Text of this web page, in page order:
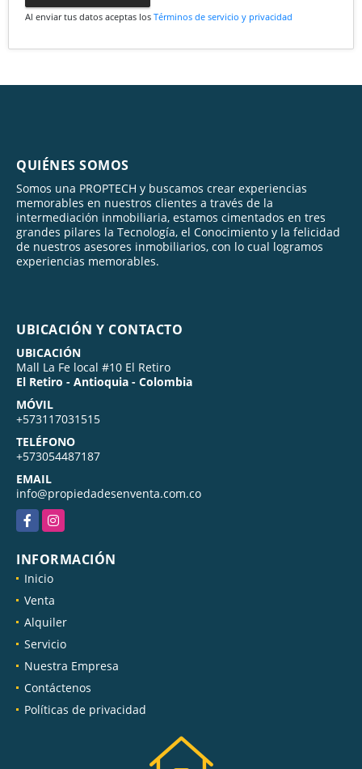
Al enviar tus datos aceptas los Términos de servicio y privacidad
QUIÉNES SOMOS
Somos una PROPTECH y buscamos crear experiencias
memorables en nuestros clientes a través de la
intermediación inmobiliaria, estamos cimentados en tres
grandes pilares la Tecnología, el Conocimiento y la felicidad
de nuestros asesores inmobiliarios, con lo cual logramos
experiencias memorables.
UBICACIÓN Y CONTACTO
UBICACIÓN
Mall La Fe local #10 El Retiro
El Retiro - Antioquia - Colombia
MÓVIL
+573117031515
TELÉFONO
+573054487187
EMAIL
info@propiedadesenventa.com.co
FacebookInstagram
INFORMACIÓN
Inicio
Venta
Alquiler
Servicio
Nuestra Empresa
Contáctenos
Políticas de privacidad